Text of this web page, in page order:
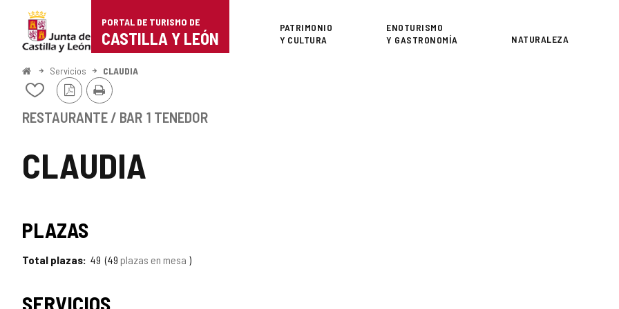
Portal
de
Turismo
Castilla
León
PORTAL DE TURISMO DE
CASTILLA Y LEÓN
Superior
PATRIMONIO
Y CULTURA
ENOTURISMO
Y GASTRONOMÍA
NATURALEZA
InicioServicios CLAUDIA
CLAUDIA
Añadir/quitar
mis
Versión
PDF
Imprimir
RESTAURANTE / BAR 1 TENEDOR
PLAZAS
Total plazas 49 49 plazas en mesa
SERVICIOS